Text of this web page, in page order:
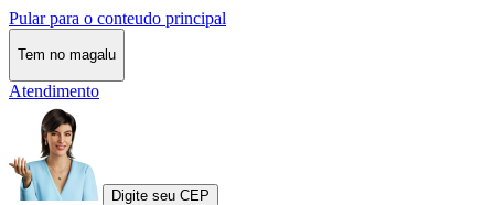
Pular para o conteudo principal
Tem no magalu
Atendimento
Digite seu CEP